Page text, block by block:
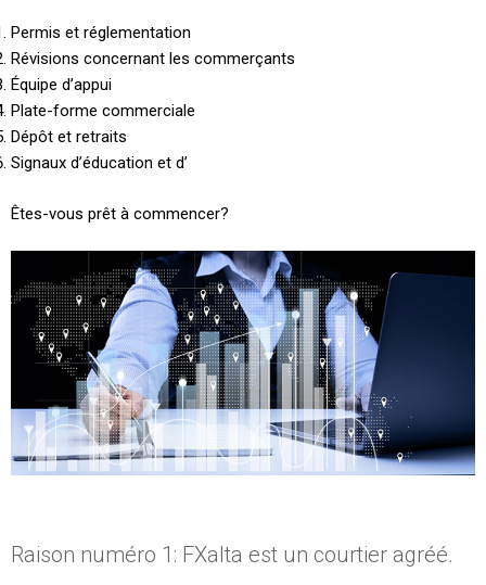
Permis et réglementation
Révisions concernant les commerçants
Équipe d’appui
Plate-forme commerciale
Dépôt et retraits
Signaux d’éducation et d’
Êtes-vous prêt à commencer?
Raison numéro 1: FXalta est un courtier agréé.